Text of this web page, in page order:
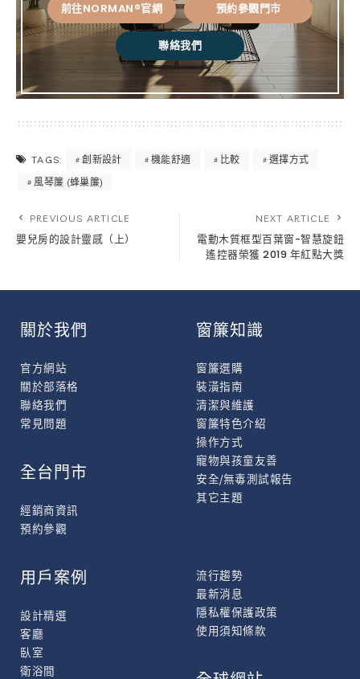
前往NORMAN®官網 預約參觀門市
聯絡我們
TAGS: 創新設計 機能舒適 比較
選擇方式
風琴簾 (蜂巢簾)
PREVIOUS ARTICLE
嬰兒房的設計靈感（上）
NEXT ARTICLE
電動木質框型百葉窗-智慧旋鈕
遙控器榮獲 2019 年紅點大獎
關於我們
官方網站
關於部落格
聯絡我們
常見問題
窗簾知識
窗簾選購
裝潢指南
清潔與維護
窗簾特色介紹
操作方式
寵物與孩童友善
安全/無毒測試報告
其它主題
全台門市
經銷商資訊
預約參觀
用戶案例
設計精選
客廳
臥室
衛浴間
流行趨勢
最新消息
隱私權保護政策
使用須知條款